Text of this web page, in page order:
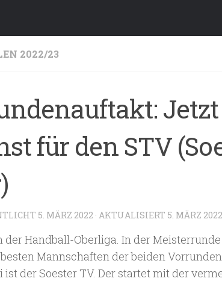
2022/23
Jetzt
für den STV
5. MÄRZ 2022 · AKTUALISIERT 5. MÄRZ 2022
der Handball-Oberliga. In der
Mannschaften der beiden
ist der Soester TV. Der startet mit der